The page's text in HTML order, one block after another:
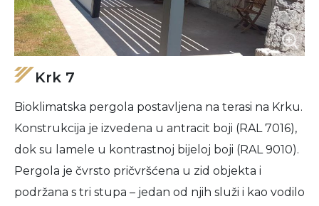
Krk 7
Bioklimatska pergola postavljena na terasi na Krku.
Konstrukcija je izvedena u antracit boji (RAL 7016),
dok su lamele u kontrastnoj bijeloj boji (RAL 9010).
Pergola je čvrsto pričvršćena u zid objekta i
podržana s tri stupa – jedan od njih služi i kao vodilo